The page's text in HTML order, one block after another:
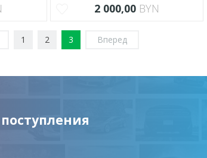
2 000,00 BYN
1 2 3 Вперед